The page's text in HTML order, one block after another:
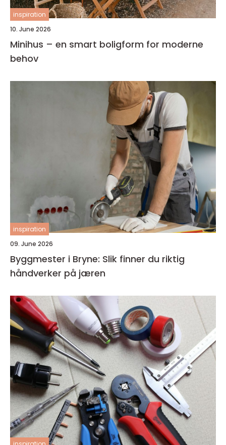
inspiration
10. June 2026
Minihus – en smart boligform for moderne
behov
inspiration
09. June 2026
Byggmester i Bryne: Slik finner du riktig
håndverker på jæren